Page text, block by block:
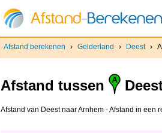
Afstand berekenen › Gelderland › Deest ›
Afstand tussen
Afstand van Deest naar Arnhem - Afstand in een